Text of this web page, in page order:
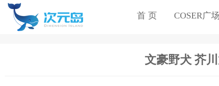
首 页 COSER广
文豪野犬 芥